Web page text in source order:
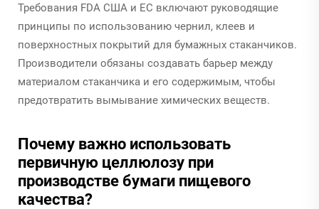
Требования FDA США и ЕС включают руководящие
принципы по использованию чернил, клеев и
поверхностных покрытий для бумажных стаканчиков.
Производители обязаны создавать барьер между
материалом стаканчика и его содержимым, чтобы
предотвратить вымывание химических веществ.
Почему важно использовать
первичную целлюлозу при
производстве бумаги пищевого
качества?